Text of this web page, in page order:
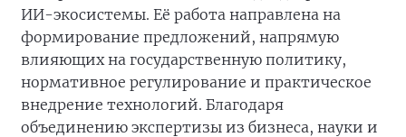
ИИ-экосистемы. Её работа направлена на
формирование предложений, напрямую
влияющих на государственную политику,
нормативное регулирование и практическое
внедрение технологий. Благодаря
объединению экспертизы из бизнеса, науки и